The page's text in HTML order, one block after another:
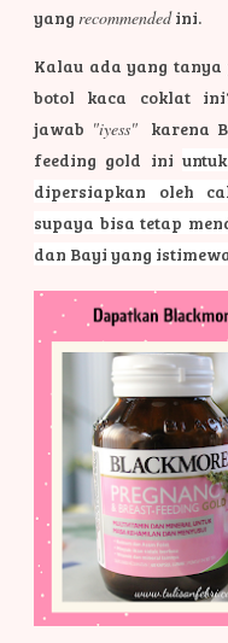
yang recommendedini.
Kalau ada yang tanya
botol kaca coklat
jawab "iyess"karena
feeding gold ini
dipersiapkan oleh
supaya bisa tetap
dan Bayi yang